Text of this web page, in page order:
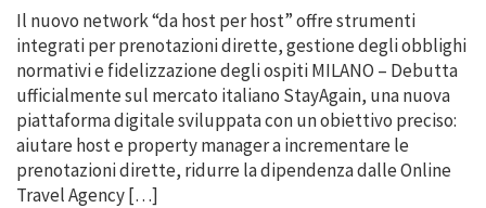
Il nuovo network “da host per host” offre strumenti
integrati per prenotazioni dirette, gestione degli obblighi
normativi e fidelizzazione degli ospiti MILANO – Debutta
ufficialmente sul mercato italiano StayAgain, una nuova
piattaforma digitale sviluppata con un obiettivo preciso:
aiutare host e property manager a incrementare le
prenotazioni dirette, ridurre la dipendenza dalle Online
Travel Agency […]